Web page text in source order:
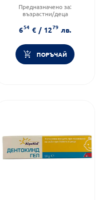
Предназначено за:
възрастни/деца
Форма на продукта:
654 € / 1279 лв.
ПОРЪЧАЙ